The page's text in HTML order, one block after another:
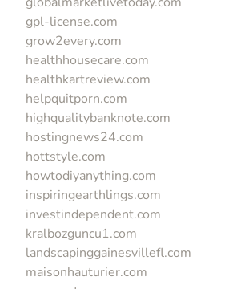
gpl-license.com
grow2every.com
healthhousecare.com
healthkartreview.com
helpquitporn.com
highqualitybanknote.com
hostingnews24.com
hottstyle.com
howtodiyanything.com
inspiringearthlings.com
investindependent.com
kralbozguncu1.com
landscapinggainesvillefl.com
maisonhauturier.com